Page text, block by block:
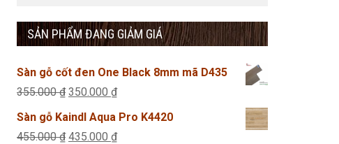
SẢN PHẨM ĐANG GIẢM GIÁ
Sàn gỗ cốt đen One Black 8mm mã D435
355.000₫ Giá
gốc
là:
350.000 ₫Giá
hiện
tại
Sàn gỗ Kaindl Aqua Pro K4420
455.000₫ Giá
435.000 ₫Giá